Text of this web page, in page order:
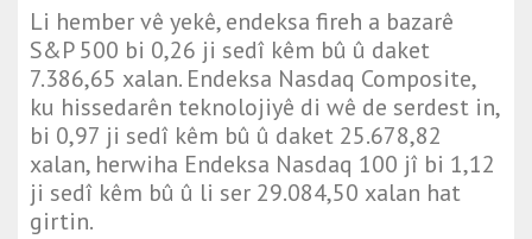
Li hember vê yekê, endeksa fireh a bazarê
S&P 500 bi 0,26 ji sedî kêm bû û daket
7.386,65 xalan. Endeksa Nasdaq Composite,
ku hissedarên teknolojiyê di wê de serdest in,
bi 0,97 ji sedî kêm bû û daket 25.678,82
xalan, herwiha Endeksa Nasdaq 100 jî bi 1,12
ji sedî kêm bû û li ser 29.084,50 xalan hat
girtin.